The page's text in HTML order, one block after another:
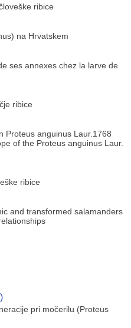
ribice
na Hrvatskem
ses annexes chez la larve de
ribice
Proteus anguinus Laur.1768
of the Proteus anguinus Laur.
ribice
and transformed salamanders
pri močerilu (Proteus